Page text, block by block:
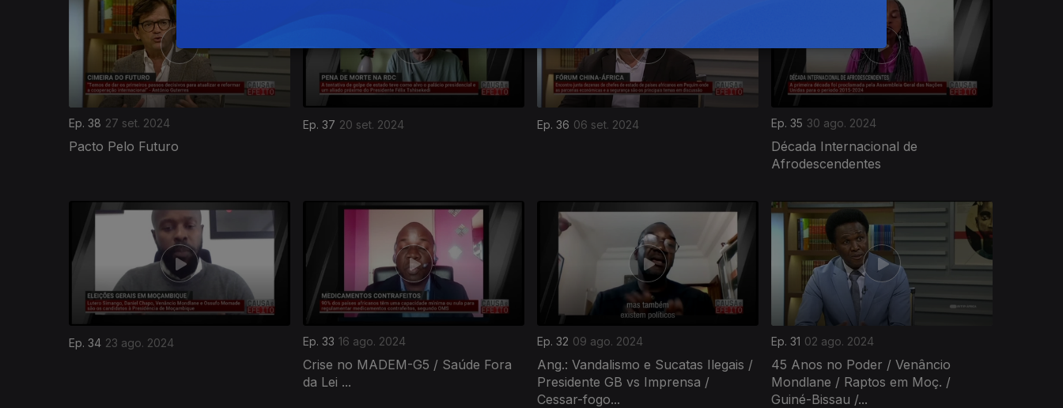
Ep. 38 27 set. 2024
Pacto Pelo Futuro
Ep. 37 20 set. 2024 Ep. 36 06 set. 2024 Ep. 35 30 ago. 2024
Década Internacional de
Afrodescendentes
Ep. 34 23 ago. 2024 Ep. 33 16 ago. 2024
Crise no MADEM-G5 / Saúde Fora
da Lei ...
Ep. 32 09 ago. 2024
Ang.: Vandalismo e Sucatas Ilegais /
Presidente GB vs Imprensa /
Cessar-fogo...
Ep. 31 02 ago. 2024
45 Anos no Poder / Venâncio
Mondlane / Raptos em Moç. /
Guiné-Bissau /...